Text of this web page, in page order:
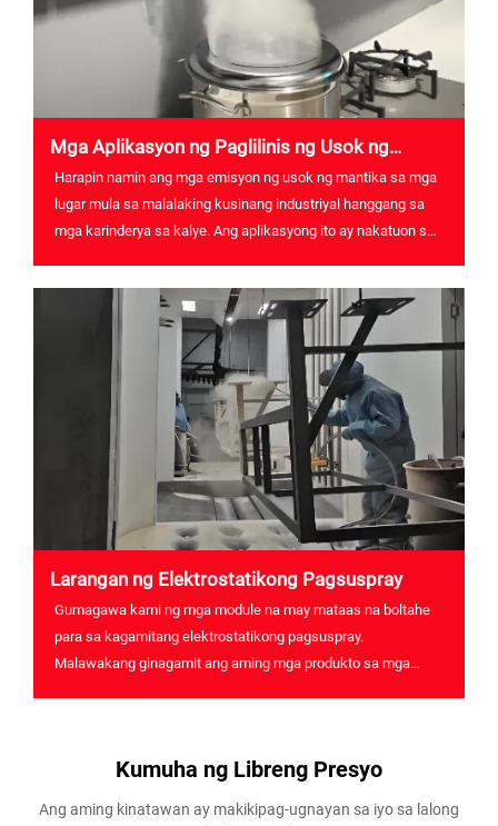
Mga Aplikasyon ng Paglilinis ng Usok ng
Mantika
Harapin namin ang mga emisyon ng usok ng mantika sa mga
lugar mula sa malalaking kusinang industriyal hanggang sa
mga karinderya sa kalye. Ang aplikasyong ito ay nakatuon sa
hangin para sa mas malinis na hangin.
Larangan ng Elektrostatikong Pagsuspray
Gumagawa kami ng mga module na may mataas na boltahe
para sa kagamitang elektrostatikong pagsuspray.
Malawakang ginagamit ang aming mga produkto sa mga
Kumuha ng Libreng Presyo
Ang aming kinatawan ay makikipag-ugnayan sa iyo sa lalong